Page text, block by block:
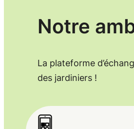
Notre
La plateforme
des jardiniers !